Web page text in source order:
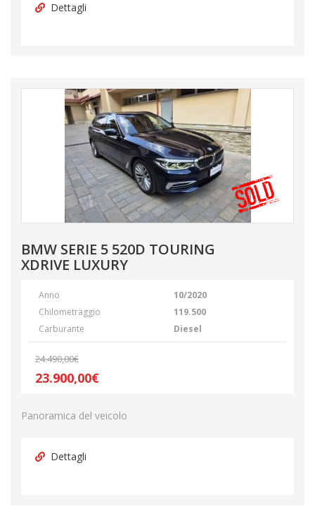
Dettagli
BMW SERIE 5 520D TOURING
XDRIVE LUXURY
Anno
10/2020
Chilometraggio
119.500
Carburante
Diesel
24.490,00€
23.900,00€
Panoramica del veicolo
Dettagli